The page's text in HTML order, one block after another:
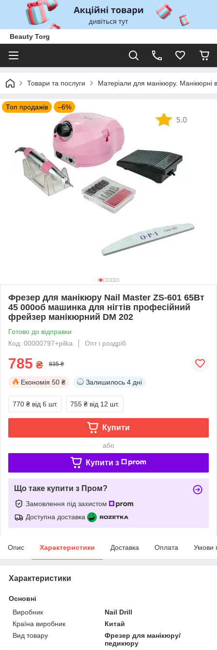
Beauty Torg
Товари та послуги Матеріали для манікюру. Манікюрні
Топ продажів –6%
Фрезер для манікюру Nail Master ZS-601 65Вт
45 000об машинка для нігтів професійний
фрейзер манікюрний DM 202
Готово до відправки
Код: 00000797+pilka
Опт і роздріб
785 ₴ 835 ₴
Економія 50 ₴ Залишилось 4 дні
770 ₴ від 6 шт. 755 ₴ від 12 шт.
Купити
або
Купити з
Що таке купити з Пром?
Замовлення під захистом
Доступна доставка
Опис Характеристики Доставка Оплата Умови
Характеристики
Основні
Виробник
Nail Drill
Країна виробник
Китай
Вид товару
Фрезер для манікюру/
педикюру